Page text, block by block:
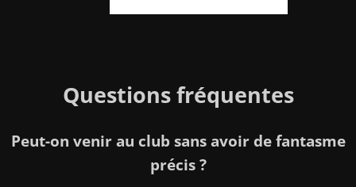
Questions fréquentes
Peut-on venir au club sans avoir de fantasme
précis ?